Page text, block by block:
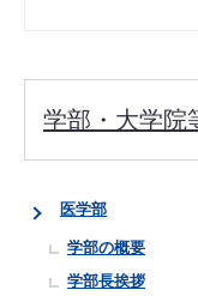
学部・大学院
医学部
学部の概要
学部長挨拶